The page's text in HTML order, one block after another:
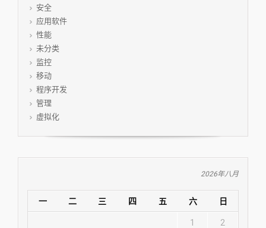
安全
应用软件
性能
未分类
监控
移动
程序开发
管理
虚拟化
2026年八月
一 二 三 四 五 六 日
1 2